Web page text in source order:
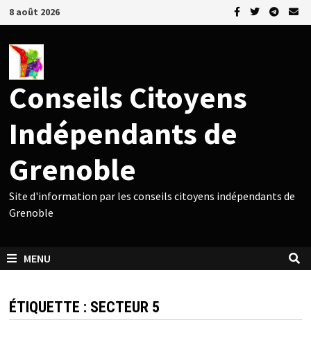
Passer
au
contenu
8 août 2026
Conseils Citoyens
Indépendants de
Grenoble
Site d'information par les conseils citoyens indépendants de
Grenoble
MENU
ÉTIQUETTE : SECTEUR 5